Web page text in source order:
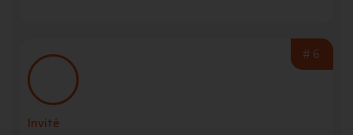
#6
Invité